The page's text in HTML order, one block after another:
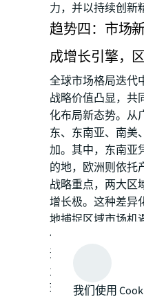
力，并以持续创新
趋势四：市场
成增长引擎，
全球市场格局迭代
战略价值凸显，共
化布局新态势。从
东、东南亚、南美
加。其中，东南亚
的地，欧洲则依托
战略重点，两大区
增长极。这种差异
地捕捉区域市场机
仲量联行认为，从
造业企业选择东南
业链的战略地位与
环节优化，也是为
我们使用